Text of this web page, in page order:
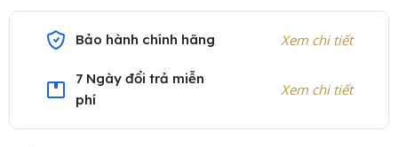
Bảo hành chính hãng Xem chi tiết
7 Ngày đổi trả miễn
phí
Xem chi tiết